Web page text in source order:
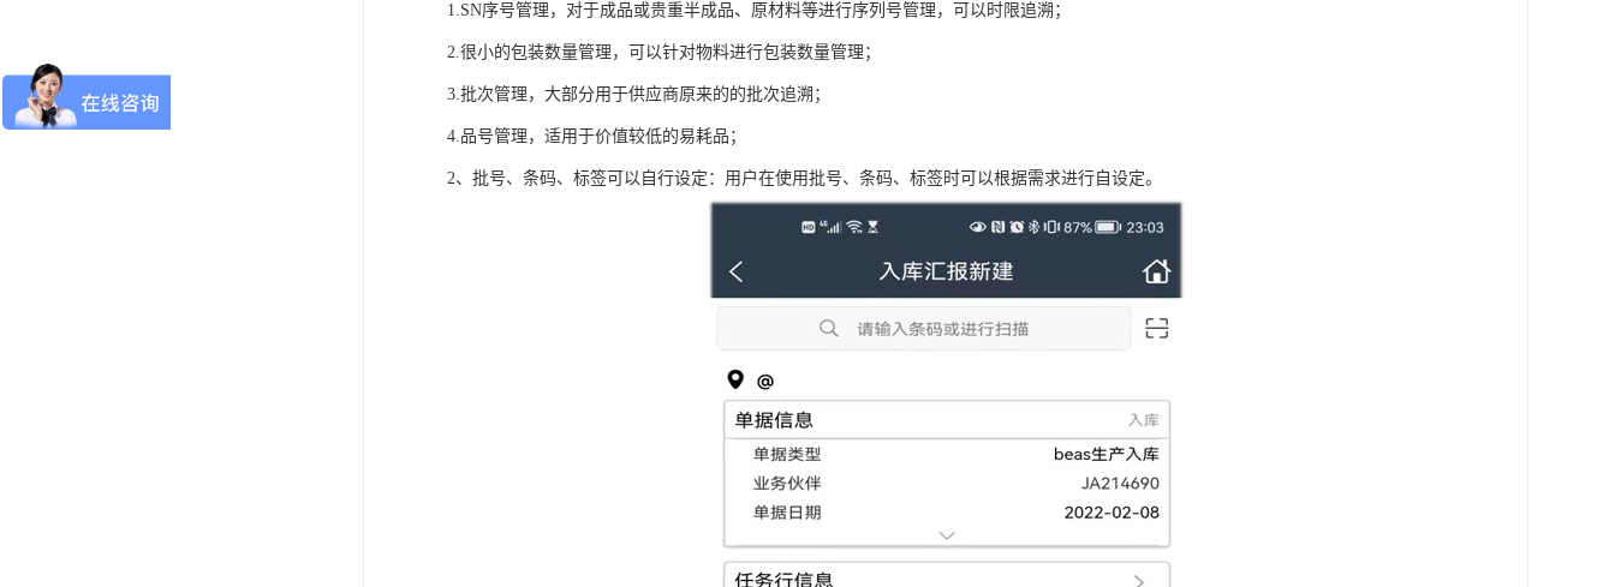
1.SN序号管理，对于成品或贵重半成品、原材料等进行序列号管理，可以时限追溯；
2.很小的包装数量管理，可以针对物料进行包装数量管理；
3.批次管理，大部分用于供应商原来的的批次追溯；
4.品号管理，适用于价值较低的易耗品；
2、批号、条码、标签可以自行设定：用户在使用批号、条码、标签时可以根据需求进行自设定。